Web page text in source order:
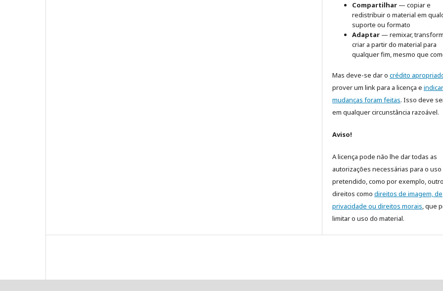
Compartilhar — copiar e
redistribuir o material em
suporte ou formato
Adaptar — remixar,
criar a partir do material para
qualquer fim, mesmo que
Mas deve-se dar o crédito
prover um link para a licença e
mudanças foram feitas. Isso deve
em qualquer circunstância razoável.
Aviso!
A licença pode não lhe dar todas as
autorizações necessárias para o uso
pretendido, como por exemplo,
direitos como direitos de imagem, de
privacidade ou direitos morais, que
limitar o uso do material.